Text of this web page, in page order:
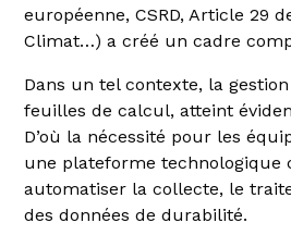
européenne, CSRD, Article 29
Climat…) a créé un cadre
Dans un tel contexte, la
feuilles de calcul, atteint
D’où la nécessité pour les
une plateforme technologique
automatiser la collecte, le
des données de durabilité.